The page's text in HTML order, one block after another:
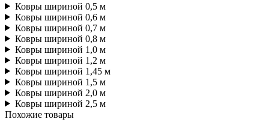
Ковры шириной 0,5 м
Ковры шириной 0,6 м
Ковры шириной 0,7 м
Ковры шириной 0,8 м
Ковры шириной 1,0 м
Ковры шириной 1,2 м
Ковры шириной 1,45 м
Ковры шириной 1,5 м
Ковры шириной 2,0 м
Ковры шириной 2,5 м
Похожие товары